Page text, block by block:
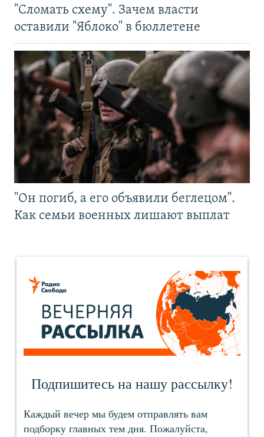
"Сломать схему". Зачем власти
оставили "Яблоко" в бюллетене
"Он погиб, а его объявили беглецом".
Как семьи военных лишают выплат